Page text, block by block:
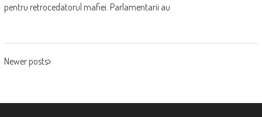
pentru retrocedatorul mafiei. Parlamentarii au
POSTS
Newer posts